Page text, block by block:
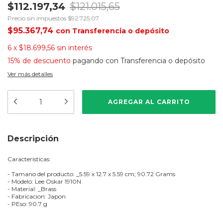
$112.197,34 $121.015,65
Precio sin impuestos $92.725,07
$95.367,74 con Transferencia o depósito
6 x $18.699,56 sin interés
15% de descuento pagando con Transferencia o depósito
Ver más detalles
Descripción
Caracteristicas:
- Tamano del producto: _5.59 x 12.7 x 5.59 cm; 90.72 Grams
- Modelo: Lee Oskar 1910N
- Material: _Brass
- Fabricacion: Japon
- PEso: 90.7 g